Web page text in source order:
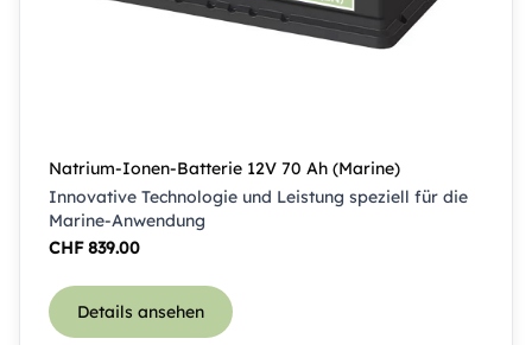
Natrium-Ionen-Batterie 12V 70 Ah (Marine)
Innovative Technologie und Leistung speziell für die
Marine-Anwendung
CHF839.00
Details ansehen